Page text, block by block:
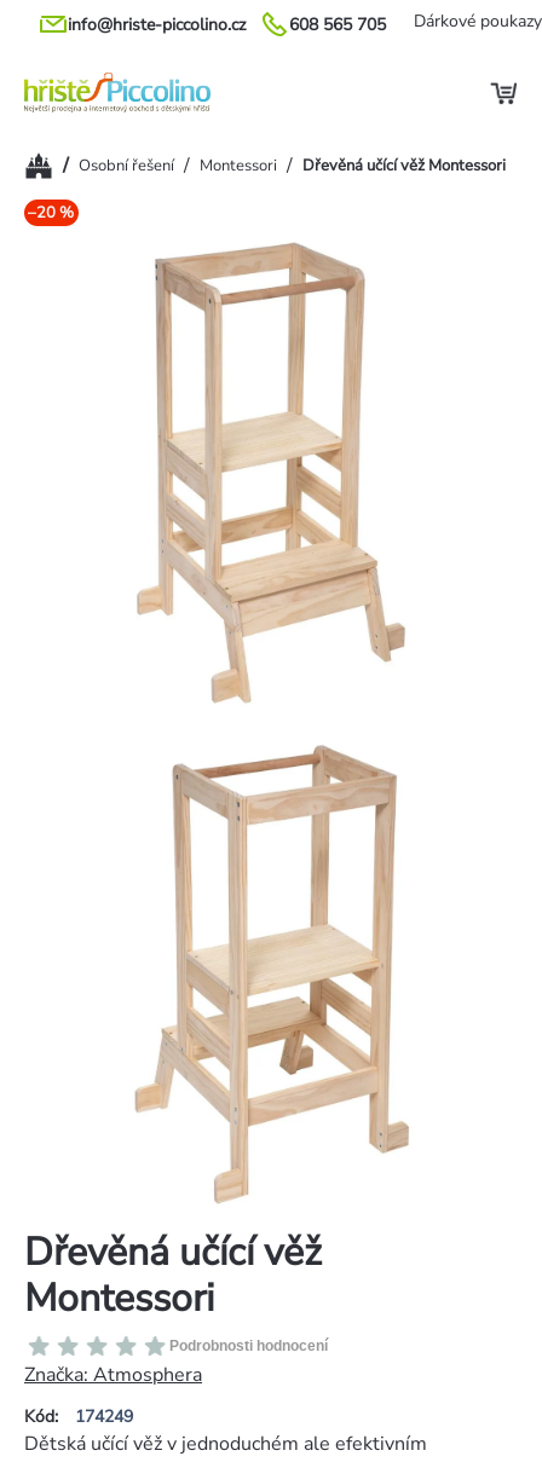
Přejít
608 565 705
info@hriste-piccolino.cz Dárkové poukazy
Domů/ Osobní řešení / Montessori / Dřevěná učící věž Montessori
–20 %
Dřevěná učící věž
Montessori
Kód: 174249
Průměrné
hodnocení
produktu
je
Podrobnosti hodnocení
Značka: Atmosphera
Dětská učící věž v jednoduchém ale efektivním